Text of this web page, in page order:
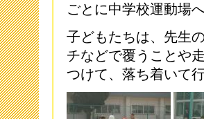
保健関係書類
2019年3月19日
「わいわい集
2018年9月28日
ごとに中学校運動場
子どもたちは、先生
チなどで覆うことや
つけて、落ち着いて